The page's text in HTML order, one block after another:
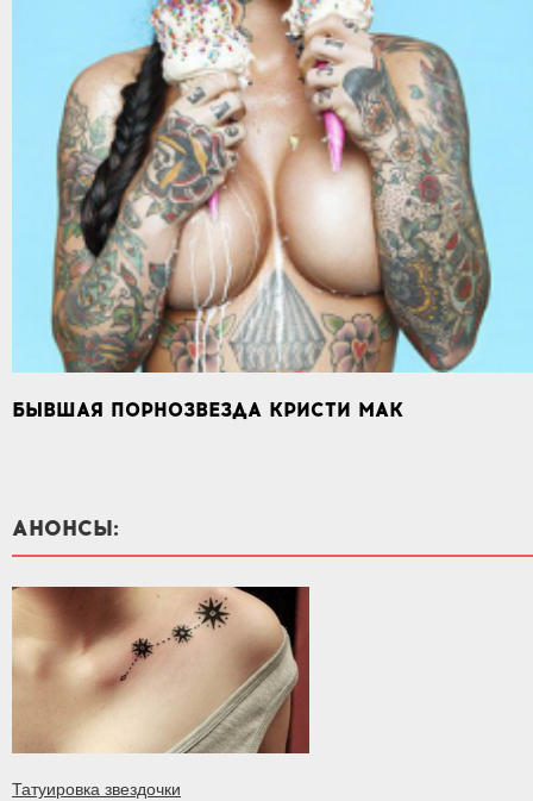
БЫВШАЯ ПОРНОЗВЕЗДА КРИСТИ МАК
АНОНСЫ:
Татуировка звездочки